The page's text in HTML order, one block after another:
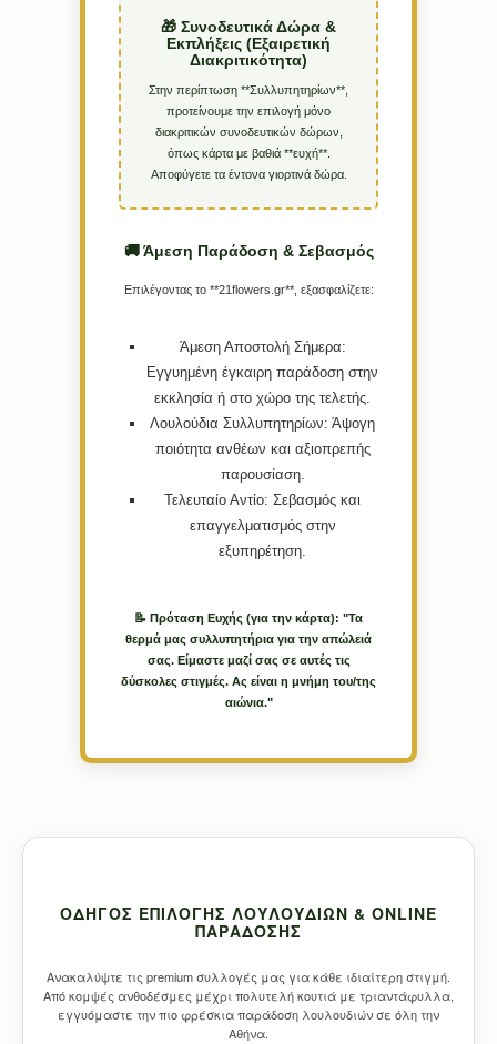
🎁 Συνοδευτικά Δώρα &
Εκπλήξεις (Εξαιρετική
Διακριτικότητα)
Στην περίπτωση **Συλλυπητηρίων**,
προτείνουμε την επιλογή μόνο
διακριτικών συνοδευτικών δώρων,
όπως κάρτα με βαθιά **ευχή**.
Αποφύγετε τα έντονα γιορτινά δώρα.
🚚 Άμεση Παράδοση & Σεβασμός
Επιλέγοντας το **21flowers.gr**, εξασφαλίζετε:
Άμεση Αποστολή Σήμερα:
Εγγυημένη έγκαιρη παράδοση στην
εκκλησία ή στο χώρο της τελετής.
Λουλούδια Συλλυπητηρίων: Άψογη
ποιότητα ανθέων και αξιοπρεπής
παρουσίαση.
Τελευταίο Αντίο: Σεβασμός και
επαγγελματισμός στην
εξυπηρέτηση.
📝 Πρόταση Ευχής (για την κάρτα): "Τα
θερμά μας συλλυπητήρια για την απώλειά
σας. Είμαστε μαζί σας σε αυτές τις
δύσκολες στιγμές. Ας είναι η μνήμη του/της
αιώνια."
ΟΔΗΓΌΣ ΕΠΙΛΟΓΉΣ ΛΟΥΛΟΥΔΙΏΝ & ONLINE
ΠΑΡΆΔΟΣΗΣ
Ανακαλύψτε τις premium συλλογές μας για κάθε ιδιαίτερη στιγμή.
Από κομψές ανθοδέσμες μέχρι πολυτελή κουτιά με τριαντάφυλλα,
εγγυόμαστε την πιο φρέσκια παράδοση λουλουδιών σε όλη την
Αθήνα.